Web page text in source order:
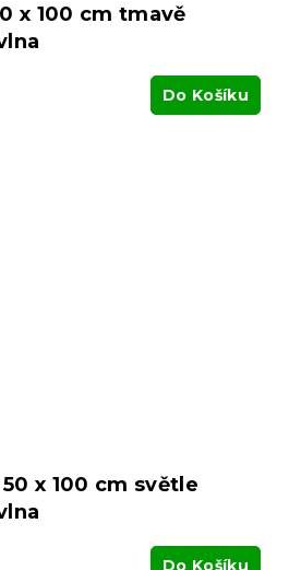
x 100 cm tmavě
Do Košíku
x 100 cm světle